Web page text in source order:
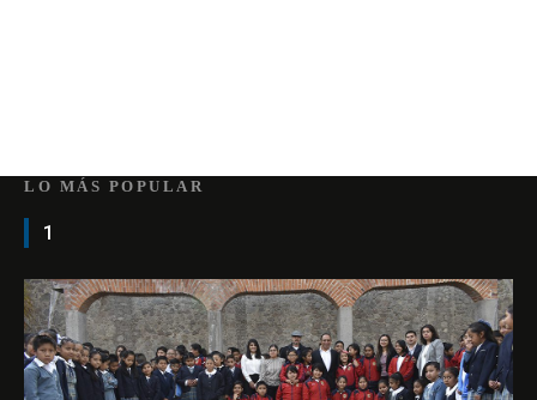
LO MÁS POPULAR
1